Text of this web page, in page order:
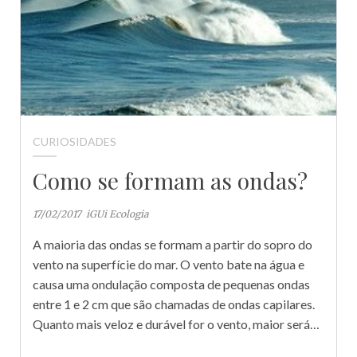
CURIOSIDADES
Como se formam as ondas?
17/02/2017 iGUi Ecologia
A maioria das ondas se formam a partir do sopro do
vento na superfície do mar. O vento bate na água e
causa uma ondulação composta de pequenas ondas
entre 1 e 2 cm que são chamadas de ondas capilares.
Quanto mais veloz e durável for o vento, maior será…